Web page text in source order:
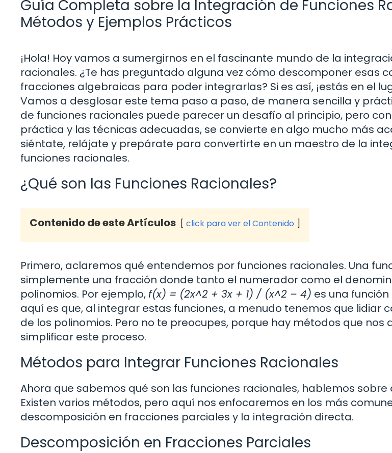
Guía Completa sobre la Integración de Funciones
Métodos y Ejemplos Prácticos
¡Hola! Hoy vamos a sumergirnos en el fascinante mundo de la
racionales. ¿Te has preguntado alguna vez cómo descomponer esas
fracciones algebraicas para poder integrarlas? Si es así, ¡estás en el
Vamos a desglosar este tema paso a paso, de manera sencilla y
de funciones racionales puede parecer un desafío al principio, pero
práctica y las técnicas adecuadas, se convierte en algo mucho más
siéntate, relájate y prepárate para convertirte en un maestro de la
funciones racionales.
¿Qué son las Funciones Racionales?
Contenido de este Artículos click para ver el Contenido
Primero, aclaremos qué entendemos por funciones racionales. Una
simplemente una fracción donde tanto el numerador como el
polinomios. Por ejemplo, f(x) = (2x^2 + 3x + 1) / (x^2 – 4) es una
aquí es que, al integrar estas funciones, a menudo tenemos que lidiar
de los polinomios. Pero no te preocupes, porque hay métodos que nos
simplificar este proceso.
Métodos para Integrar Funciones Racionales
Ahora que sabemos qué son las funciones racionales, hablemos
Existen varios métodos, pero aquí nos enfocaremos en los más
descomposición en fracciones parciales y la integración directa.
Descomposición en Fracciones Parciales